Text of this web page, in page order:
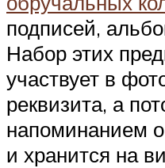
подписей,
Набор этих
участвует в
реквизита, а
напоминанием
и хранится на